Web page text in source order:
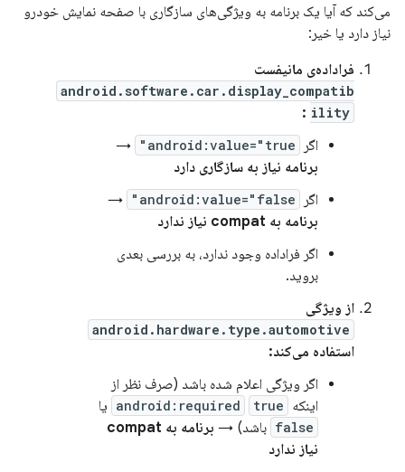
می‌کند که آیا یک برنامه به ویژگی‌های سازگاری با صفحه نمایش خودرو
نیاز دارد یا خیر:
فراداده‌ی مانیفست
android.software.car.display_compatib
ility
:
اگر
android:value="true"
→
برنامه نیاز به سازگاری دارد
اگر
android:value="false"
→
برنامه به compat نیاز ندارد
اگر فراداده وجود ندارد، به بررسی بعدی
بروید.
از ویژگی
android.hardware.type.automotive
استفاده می‌کند:
اگر ویژگی اعلام شده باشد (صرف نظر از
اینکه
android:required true یا
false باشد) →
برنامه به compat
نیاز ندارد